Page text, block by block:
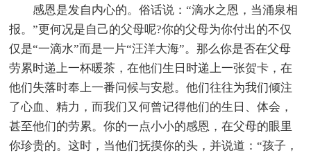
感恩是发自内心的。俗话说：“滴水之恩，当涌泉相
报。”更何况是自己的父母呢?你的父母为你付出的不仅
仅是“一滴水”而是一片“汪洋大海”。那么你是否在父母
劳累时递上一杯暖茶，在他们生日时递上一张贺卡，在
他们失落时奉上一番问候与安慰。他们往往为我们倾注
了心血、精力，而我们又何曾记得他们的生日、体会，
甚至他们的劳累。你的一点小小的感恩，在父母的眼里
你珍贵的。这时，当他们抚摸你的头，并说道：“孩子，